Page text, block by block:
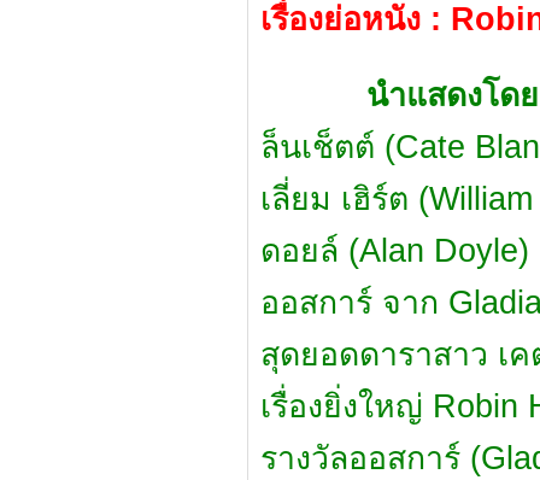
เรื่องย่อหนัง :
นำแสดงโด
ล็นเช็ตต์ (Cate
เลี่ยม เฮิร์ต
ดอยล์ (Alan
ออสการ์ จาก
สุดยอดดาราสาว เ
เรื่องยิ่งใหญ่ Robin
รางวัลออสการ์